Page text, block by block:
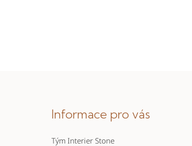
Informace pro vás
Tým Interier Stone